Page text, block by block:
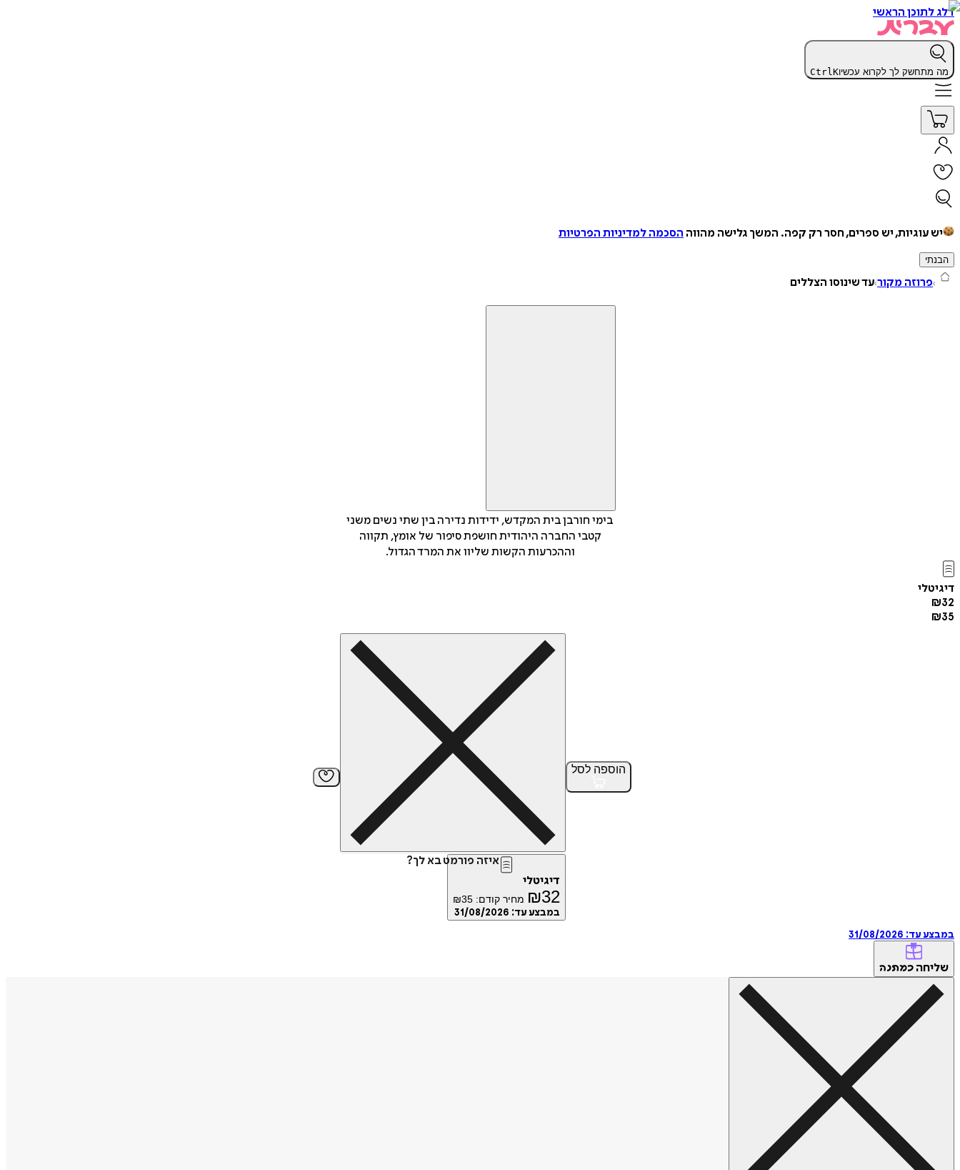
דלג לתוכן הראשי
מה מתחשק לך לקרוא עכשיו CtrlK
יש עוגיות, יש ספרים, חסר רק קפה. המשך גלישה מהווה הסכמה למדיניות הפרטיות
הבנתי
פרוזה מקור עד שינוסו הצללים
בימי חורבן בית המקדש, ידידות נדירה בין שתי נשים משני
קטבי החברה היהודית חושפת סיפור של אומץ, תקווה
וההכרעות הקשות שליוו את המרד הגדול.
דיגיטלי
₪32
₪35
הוספה לסל
איזה פורמט בא לך?
דיגיטלי
₪32 מחיר קודם: ₪35
במבצע עד: 31/08/2026
במבצע עד: 31/08/2026
שליחה כמתנה